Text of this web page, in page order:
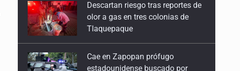
Cae en Zapopan prófugo
estadounidense buscado por
Interpol